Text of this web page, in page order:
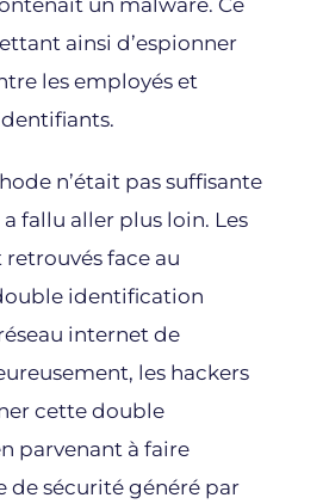
un malware. Ce
ainsi d’espionner
les employés et
n’était pas suffisante
fallu aller plus loin. Les
retrouvés face au
identification
internet de
les hackers
cette double
parvenant à faire
de sécurité généré par